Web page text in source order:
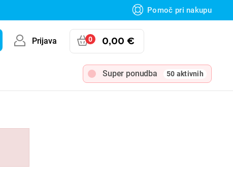
Pomoč pri nakupu
Prijava 0 0,00 €
Super ponudba 50 aktivnih